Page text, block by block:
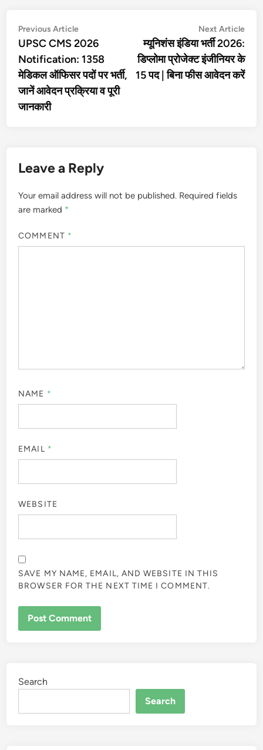
Post
navigation
Previous ArticlePrevious
article:
UPSC CMS 2026
Notification: 1358
मेडिकल ऑफिसर पदों पर भर्ती,
जानें आवेदन प्रक्रिया व पूरी
जानकारी
Next Article
म्यूनिशंस इंडिया भर्ती 2026:
डिप्लोमा प्रोजेक्ट इंजीनियर के
15 पद | बिना फीस आवेदन करें
Leave a Reply
Your email address will not be published. Required fields
are marked *
COMMENT *
NAME *
EMAIL *
WEBSITE
SAVE MY NAME, EMAIL, AND WEBSITE IN THIS
BROWSER FOR THE NEXT TIME I COMMENT.
Search
Search